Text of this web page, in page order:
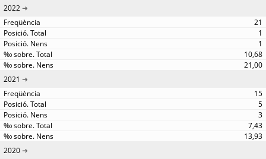
2022
21
1
1
10,68
21,00
2021
15
5
3
7,43
13,93
2020